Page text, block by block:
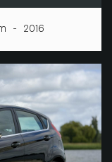
- 2016